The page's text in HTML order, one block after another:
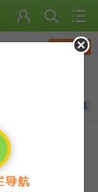
发帖
好呢？
收藏